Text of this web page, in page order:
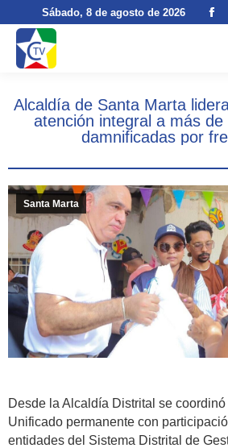
Sábado, 8 de agosto de 2026
Alcaldía de Santa Marta
atención integral a más
damnificadas por
Santa Marta
Desde la Alcaldía Distrital se
Unificado permanente con
entidades del Sistema Distrital de